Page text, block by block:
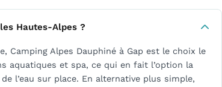
Hautes-Alpes ?
Camping Alpes Dauphiné à Gap est le choix le
aquatiques et spa, ce qui en fait l’option la
l’eau sur place. En alternative plus simple,